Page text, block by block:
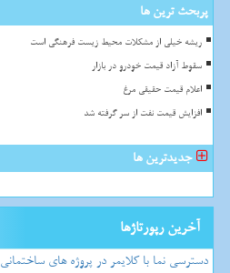
پربحث ترین ها
ریشه خیلی از مشکلات محیط زیست فرهنگی است
سقوط آزاد قیمت خودرو در بازار
اعلام قیمت حقیقی مرغ
افزایش قیمت نفت از سر گرفته شد
جدیدترین ها
آخرین رپورتاژها
دسترسی نما با کلایمر در پروژه های ساختمانی